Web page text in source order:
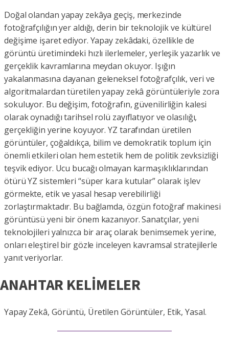
Doğal olandan yapay zekâya geçiş, merkezinde
fotoğrafçılığın yer aldığı, derin bir teknolojik ve kültürel
değişime işaret ediyor. Yapay zekâdaki, özellikle de
görüntü üretimindeki hızlı ilerlemeler, yerleşik yazarlık ve
gerçeklik kavramlarına meydan okuyor. Işığın
yakalanmasına dayanan geleneksel fotoğrafçılık, veri ve
algoritmalardan türetilen yapay zekâ görüntüleriyle zora
sokuluyor. Bu değişim, fotoğrafın, güvenilirliğin kalesi
olarak oynadığı tarihsel rolü zayıflatıyor ve olasılığı,
gerçekliğin yerine koyuyor. YZ tarafından üretilen
görüntüler, çoğaldıkça, bilim ve demokratik toplum için
önemli etkileri olan hem estetik hem de politik zevksizliği
teşvik ediyor. Ucu bucağı olmayan karmaşıklıklarından
ötürü YZ sistemleri “süper kara kutular” olarak işlev
görmekte, etik ve yasal hesap verebilirliği
zorlaştırmaktadır. Bu bağlamda, özgün fotoğraf makinesi
görüntüsü yeni bir önem kazanıyor. Sanatçılar, yeni
teknolojileri yalnızca bir araç olarak benimsemek yerine,
onları eleştirel bir gözle inceleyen kavramsal stratejilerle
yanıt veriyorlar.
ANAHTAR KELİMELER
Yapay Zekâ, Görüntü, Üretilen Görüntüler, Etik, Yasal.